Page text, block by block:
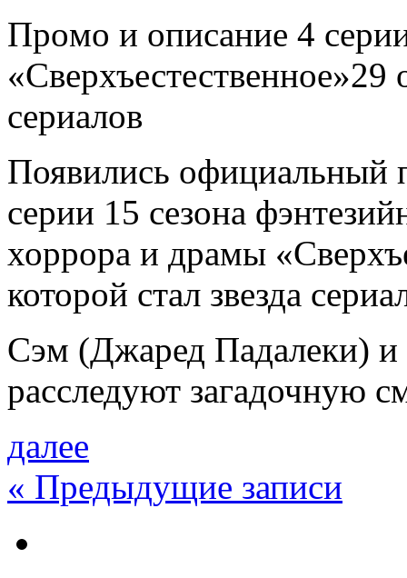
Прoмo и описание 4
сериалов
Появились официальный
серии 15 сезона
хоррора и драмы
которой стал звезда
Сэм (Джаред Падалеки)
расследуют загадочную
далее
« Предыдущие записи